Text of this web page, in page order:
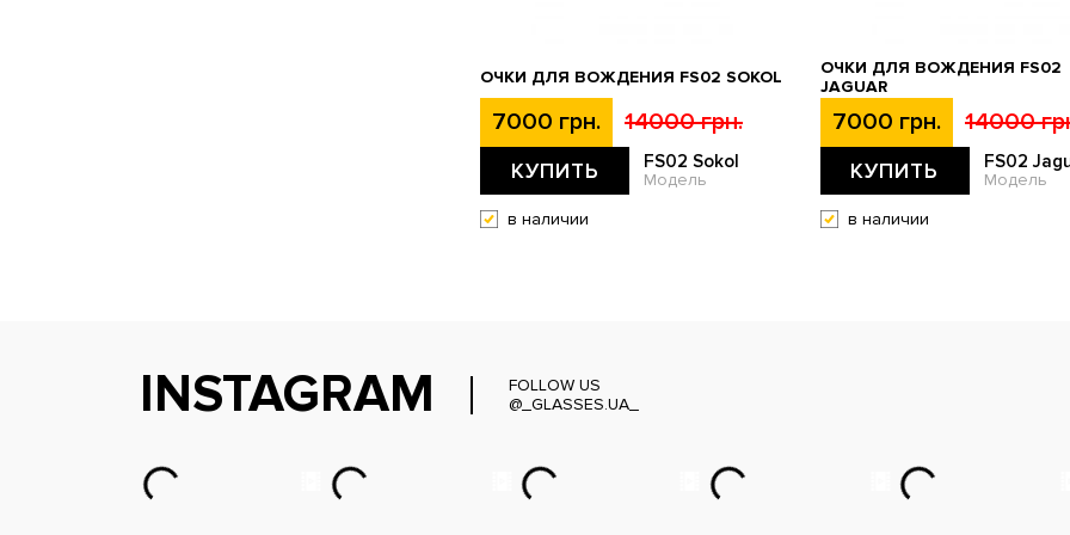
ОЧКИ ДЛЯ ВОЖДЕНИЯ FS02 SOKOL
7000 грн. 14000 грн.
КУПИТЬ FS02 Sokol
Модель
в наличии
ОЧКИ ДЛЯ ВОЖДЕНИЯ FS02
JAGUAR
7000 грн. 14000
КУПИТЬ FS02
Модель
в наличии
INSTAGRAM
FOLLOW US
@_GLASSES.UA_